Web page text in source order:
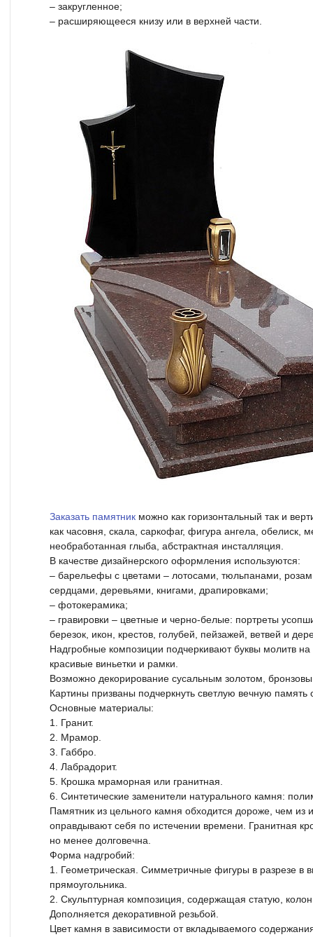
– закругленное;
– расширяющееся книзу или в верхней части.
Заказать памятник можно как горизонтальный так и
как часовня, скала, саркофаг, фигура ангела,
необработанная глыба, абстрактная инсталляция.
В качестве дизайнерского оформления используются:
– барельефы с цветами – лотосами, тюльпанами,
сердцами, деревьями, книгами, драпировками;
– фотокерамика;
– гравировки – цветные и черно-белые: портреты
березок, икон, крестов, голубей, пейзажей, ветвей и
Надгробные композиции подчеркивают буквы молитв
красивые виньетки и рамки.
Возможно декорирование сусальным золотом,
Картины призваны подчеркнуть светлую вечную память
Основные материалы:
1. Гранит.
2. Мрамор.
3. Габбро.
4. Лабрадорит.
5. Крошка мраморная или гранитная.
6. Синтетические заменители натурального камня:
Памятник из цельного камня обходится дороже, чем из
оправдывают себя по истечении времени. Гранитная
но менее долговечна.
Форма надгробий:
1. Геометрическая. Симметричные фигуры в разрезе в
прямоугольника.
2. Скульптурная композиция, содержащая статую,
Дополняется декоративной резьбой.
Цвет камня в зависимости от вкладываемого